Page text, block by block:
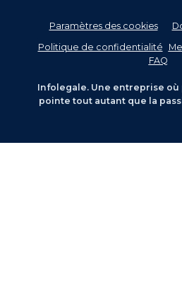
Paramètres des cookies
Politique de confidentialité
FAQ
Infolegale. Une entreprise où
pointe tout autant que la